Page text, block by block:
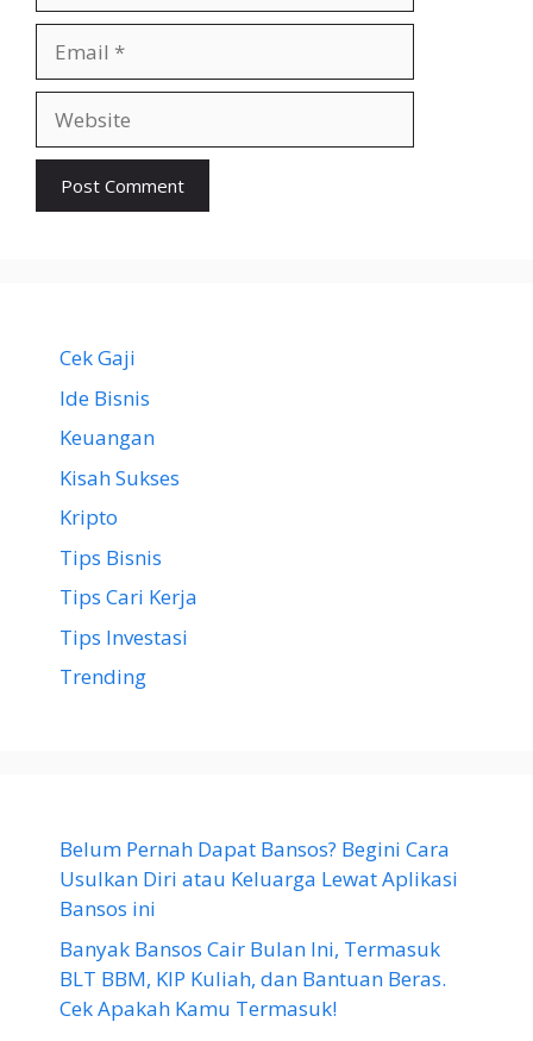
Cek Gaji
Ide Bisnis
Keuangan
Kisah Sukses
Kripto
Tips Bisnis
Tips Cari Kerja
Tips Investasi
Trending
Belum Pernah Dapat Bansos? Begini Cara
Usulkan Diri atau Keluarga Lewat Aplikasi
Bansos ini
Banyak Bansos Cair Bulan Ini, Termasuk
BLT BBM, KIP Kuliah, dan Bantuan Beras.
Cek Apakah Kamu Termasuk!